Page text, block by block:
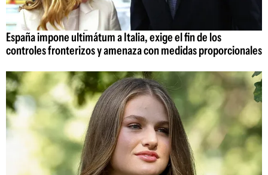
España impone ultimátum a Italia, exige el fin de los
controles fronterizos y amenaza con medidas proporcionales